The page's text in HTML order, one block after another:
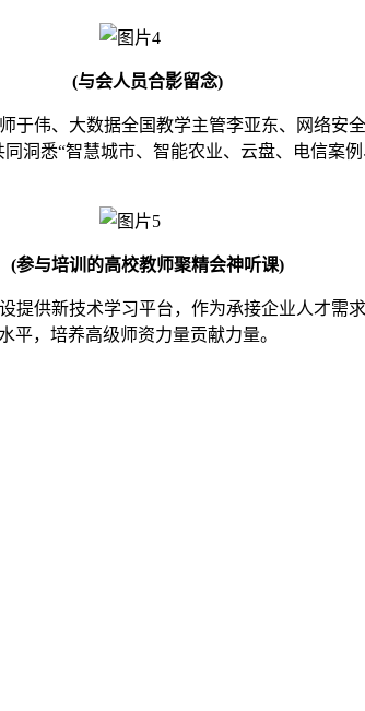
(与会人员合影留念)
、大数据全国教学主管李亚东、网络安
洞悉“智慧城市、智能农业、云盘、电信案
(参与培训的高校教师聚精会神听课)
供新技术学习平台，作为承接企业人才需
，培养高级师资力量贡献力量。